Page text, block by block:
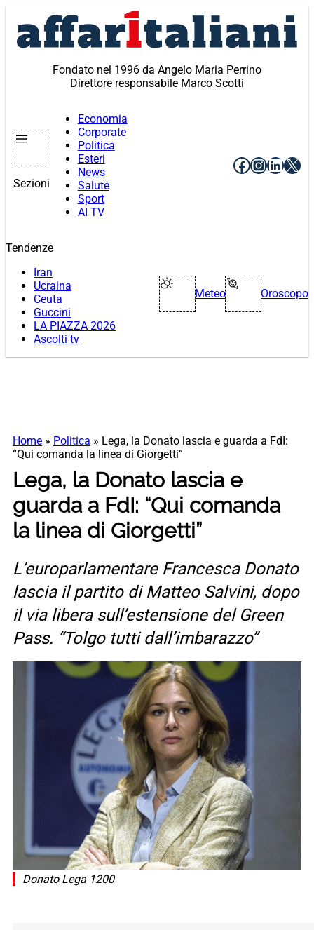
contenuto
Fondato nel 1996 da Angelo Maria Perrino
Direttore responsabile Marco Scotti
Sezioni
Economia
Corporate
Politica
Esteri
News
Salute
Sport
AI TV
Facebook
X
Tendenze
Iran
Ucraina
Ceuta
Guccini
LA PIAZZA 2026
Ascolti tv
Meteo Oroscopo
Home » Politica » Lega, la Donato lascia e guarda a FdI:
“Qui comanda la linea di Giorgetti”
Lega, la Donato lascia e
guarda a FdI: “Qui comanda
la linea di Giorgetti”
L’europarlamentare Francesca Donato
lascia il partito di Matteo Salvini, dopo
il via libera sull’estensione del Green
Pass. “Tolgo tutti dall’imbarazzo”
Donato Lega 1200